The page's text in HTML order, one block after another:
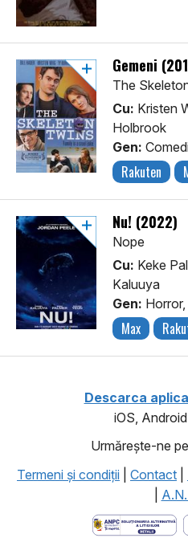
Gemeni
The
Cu: Kristen
Holbrook
Gen:
Rakuten
Nu! (2022)
Nope
Cu: Keke
Kaluuya
Gen:
Max
Descarca
iOS,
Urmăreşte-ne
Termeni şi condiţii
Contact